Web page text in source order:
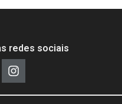
redes sociais